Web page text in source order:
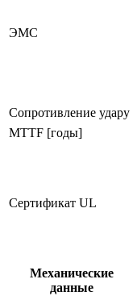
ЭMC
Сопротивление удару
MTTF [годы]
Сертификат UL
Механические
данные